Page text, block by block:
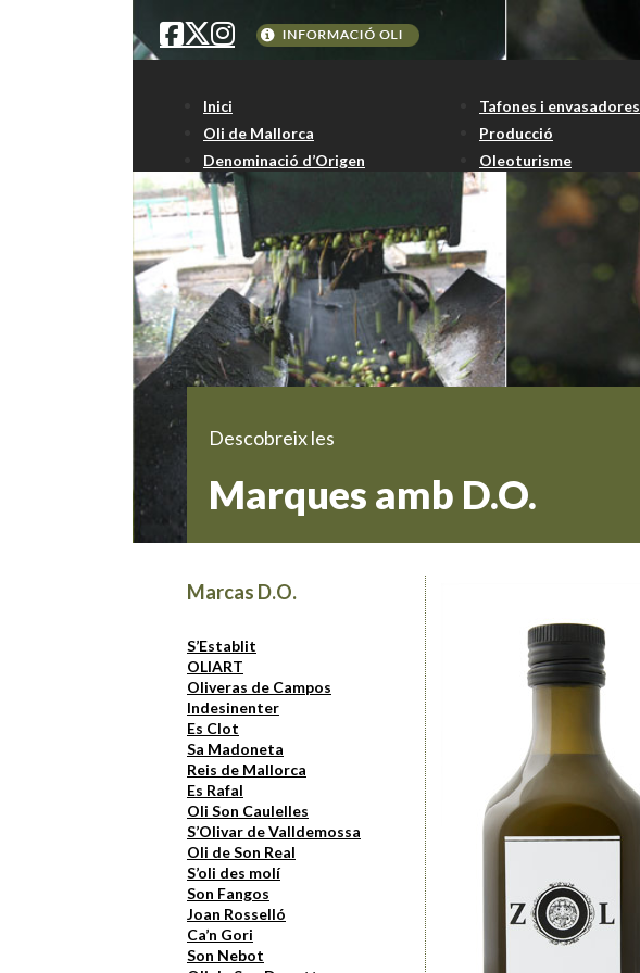
Inici
Oli de Mallorca
Denominació d’Origen
Tafones i envasadores
Producció
Oleoturisme
Descobreix les
Marques amb D.O.
Marcas D.O.
S’Establit
OLIART
Oliveras de Campos
Indesinenter
Es Clot
Sa Madoneta
Reis de Mallorca
Es Rafal
Oli Son Caulelles
S’Olivar de Valldemossa
Oli de Son Real
S’oli des molí
Son Fangos
Joan Rosselló
Ca’n Gori
Son Nebot